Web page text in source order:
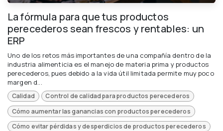
La fórmula para que tus productos
perecederos sean frescos y rentables: un
ERP
Uno de los retos más importantes de una compañía dentro de la
industria alimenticia es el manejo de materia prima y productos
perecederos, pues debido a la vida útil limitada permite muy poco
margen d...
Calidad
Control de calidad para productos perecederos
Cómo aumentar las ganancias con productos perecederos
Cómo evitar pérdidas y desperdicios de productos perecederos